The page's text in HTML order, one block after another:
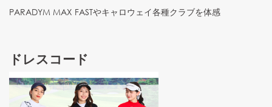
PARADYM MAX FASTやキャロウェイ各種クラブを体感
ドレスコード